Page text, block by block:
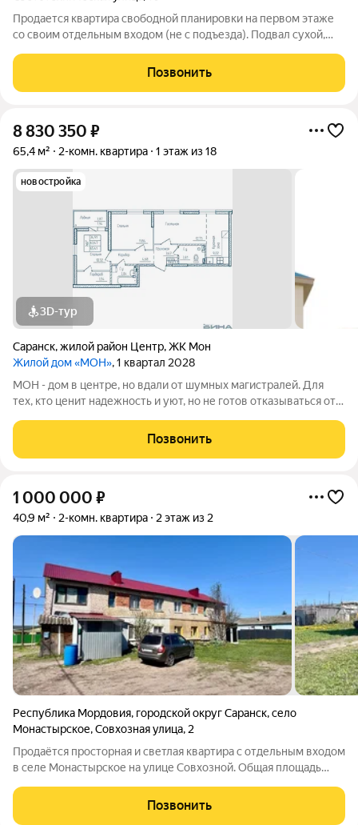
Продается квартира свободной планировки на первом этаже
со своим отдельным входом (не с подъезда). Подвал сухой,
убраны (сделан демонтаж). Несущие стены по периметру.
Можете воплотить свои
Позвонить
8 830 350 ₽
65,4 м² 2-комн. квартира 1 этаж из 18
новостройка
3D-тур
Саранск,жилой район Центр,ЖК Мон
Жилой дом «МОН», 1 квартал 2028
МОН - дом в центре, но вдали от шумных магистралей. Для
тех, кто ценит надежность и уют, но не готов отказываться от
28Б Застройщик: ООО СЗ ВЕЛОДРОМ, ОГРН 1241300003064,
ИНН 1300012344
Позвонить
1 000 000 ₽
40,9 м² 2-комн. квартира 2 этаж из 2
Республика Мордовия, городской округ Саранск,село
Монастырское,Совхозная улица, 2
Продаётся просторная и светлая квартира с отдельным входом
в селе Монастырское на улице Совхозной. Общая площадь
этаже силикатного кирпичного дома с новой кровлей. В доме
проведены газ и
Позвонить